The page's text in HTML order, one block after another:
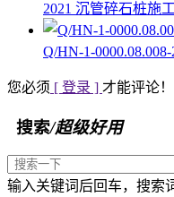
2021 沉管碎石桩施
Q/HN-1-
您必须 [ 登录 ] 才能评论！
搜索/超级好用
输入关键词后回车，搜索